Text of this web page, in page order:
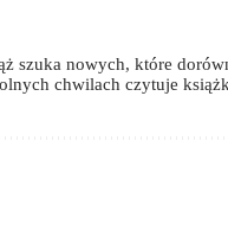
szuka nowych, które
chwilach czytuje